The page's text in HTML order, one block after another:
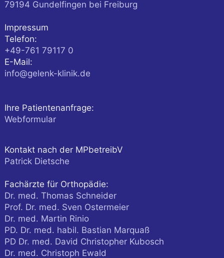
79194 Gundelfingen bei Freiburg
Impressum
Telefon:
+49-761 79117 0
E-Mail:
info@gelenk-klinik.de
Ihre Patientenanfrage:
Webformular
Kontakt nach der MPbetreibV
Patrick Dietsche
Fachärzte für Orthopädie:
Dr. med. Thomas Schneider
Prof. Dr. med. Sven Ostermeier
Dr. med. Martin Rinio
PD. Dr. med. habil. Bastian Marquaß
PD Dr. med. David Christopher Kubosch
Dr. med. Christoph Ewald